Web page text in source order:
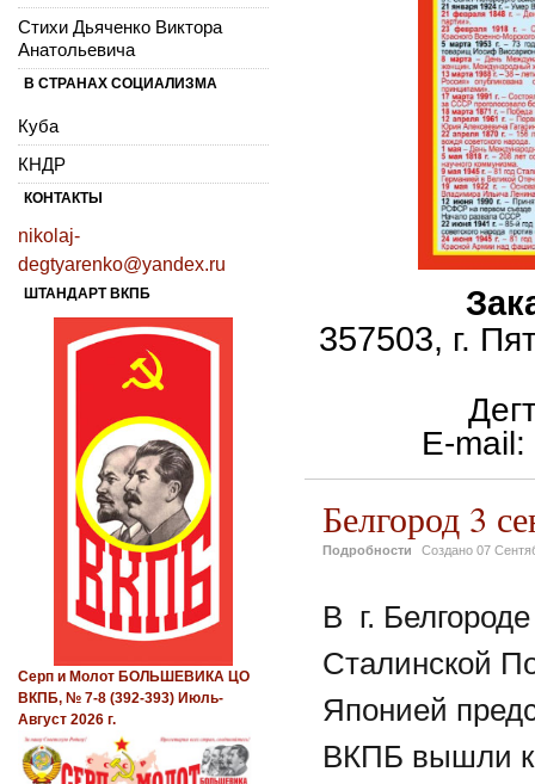
357503, г.
E-mail :
Белгород 3
Подробности Создано 07
В г.
Сталинской
Японией
ВКПБ вышли к
Стихи Дьяченко Виктора
Анатольевича
В СТРАНАХ СОЦИАЛИЗМА
Куба
КНДР
КОНТАКТЫ
nikolaj-
degtyarenko@yandex.ru
ШТАНДАРТ ВКПБ
Серп и Молот БОЛЬШЕВИКА ЦО
ВКПБ, № 7-8 (392-393) Июль-
Август 2026 г.